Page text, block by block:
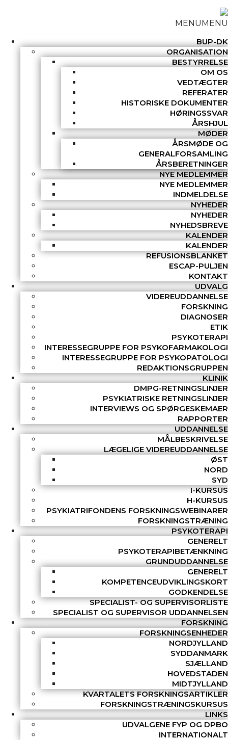
MENUMENU
BUP-DK
ORGANISATION
BESTYRRELSE
OM OS
VEDTÆGTER
REFERATER
HISTORISKE DOKUMENTER
HØRINGSSVAR
ÅRSHJUL
MØDER
ÅRSMØDE OG
GENERALFORSAMLING
ÅRSBERETNINGER
NYE MEDLEMMER
NYE MEDLEMMER
INDMELDELSE
NYHEDER
NYHEDER
NYHEDSBREVE
KALENDER
KALENDER
REFUSIONSBLANKET
ESCAP-PULJEN
KONTAKT
UDVALG
VIDEREUDDANNELSE
FORSKNING
DIAGNOSER
ETIK
PSYKOTERAPI
INTERESSEGRUPPE FOR PSYKOFARMAKOLOGI
INTERESSEGRUPPE FOR PSYKOPATOLOGI
REDAKTIONSGRUPPEN
KLINIK
DMPG-RETNINGSLINJER
PSYKIATRISKE RETNINGSLINJER
INTERVIEWS OG SPØRGESKEMAER
RAPPORTER
UDDANNELSE
MÅLBESKRIVELSE
LÆGELIGE VIDEREUDDANNELSE
ØST
NORD
SYD
I-KURSUS
H-KURSUS
PSYKIATRIFONDENS FORSKNINGSWEBINARER
FORSKNINGSTRÆNING
PSYKOTERAPI
GENERELT
PSYKOTERAPIBETÆNKNING
GRUNDUDDANNELSE
GENERELT
KOMPETENCEUDVIKLINGSKORT
GODKENDELSE
SPECIALIST- OG SUPERVISORLISTE
SPECIALIST OG SUPERVISOR UDDANNELSEN
FORSKNING
FORSKNINGSENHEDER
NORDJYLLAND
SYDDANMARK
SJÆLLAND
HOVEDSTADEN
MIDTJYLLAND
KVARTALETS FORSKNINGSARTIKLER
FORSKNINGSTRÆNINGSKURSUS
LINKS
UDVALGENE FYP OG DPBO
INTERNATIONALT